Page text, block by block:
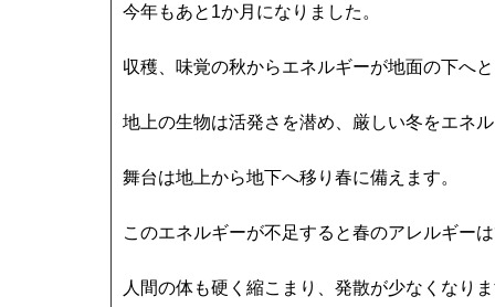
今年もあと1か月になりました。
収穫、味覚の秋からエネルギーが地面の下へ
地上の生物は活発さを潜め、厳しい冬をエネ
舞台は地上から地下へ移り春に備えます。
このエネルギーが不足すると春のアレルギー
人間の体も硬く縮こまり、発散が少なくなり